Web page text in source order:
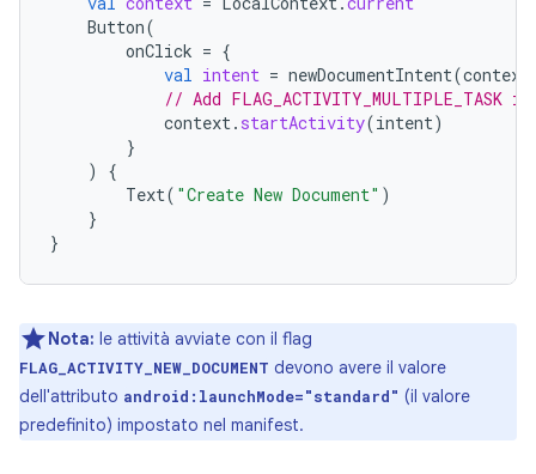
Button(
onClick = {
val intent = newDocumentIntent(context
// Add
context . startActivity(intent)
}
)
{
Text( "Create New Document" )
}
}
Nota: le attività avviate con il flag
FLAG_ACTIVITY_NEW_DOCUMENT devono avere il valore
dell'attributo android:launchMode="standard" (il valore
predefinito) impostato nel manifest.